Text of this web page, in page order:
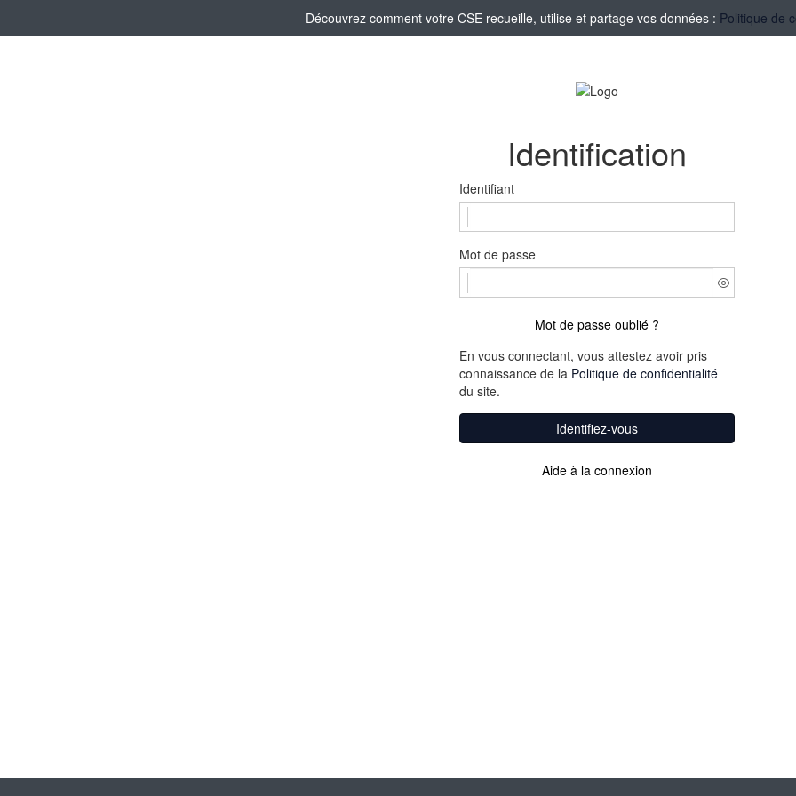
Découvrez comment votre CSE recueille, utilise et partage vos données : Politique de
Identification
Identifiant
Mot de passe
Mot de passe oublié ?
En vous connectant, vous attestez avoir pris
connaissance de la Politique de confidentialité
du site.
Identifiez-vous
Aide à la connexion